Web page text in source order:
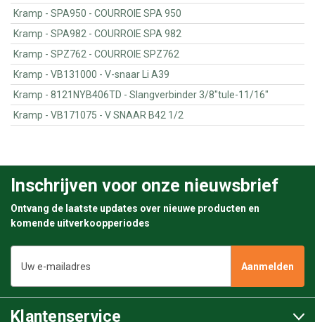
Kramp - SPA950 - COURROIE SPA 950
Kramp - SPA982 - COURROIE SPA 982
Kramp - SPZ762 - COURROIE SPZ762
Kramp - VB131000 - V-snaar Li A39
Kramp - 8121NYB406TD - Slangverbinder 3/8"tule-11/16"
Kramp - VB171075 - V SNAAR B42 1/2
Inschrijven voor onze nieuwsbrief
Ontvang de laatste updates over nieuwe producten en
komende uitverkoopperiodes
mailadres
Klantenservice